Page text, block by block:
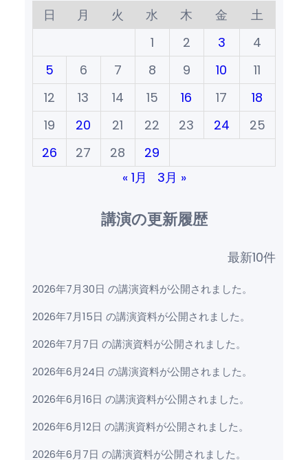
日
月 火 水 木 金
土
1
2 3
4
5
6 7 8 9 10
11
12
13 14 15 16 17
18
19
20 21 22 23 24
25
26
27 28
29
« 1月
3月 »
講演の更新履歴
最新10件
2026年7月30日 の講演資料が公開されました。
2026年7月15日 の講演資料が公開されました。
2026年7月7日 の講演資料が公開されました。
2026年6月24日 の講演資料が公開されました。
2026年6月16日 の講演資料が公開されました。
2026年6月12日 の講演資料が公開されました。
2026年6月7日 の講演資料が公開されました。